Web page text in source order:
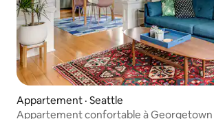
Appartement · Seattle
Appartement confortable à Georgetown